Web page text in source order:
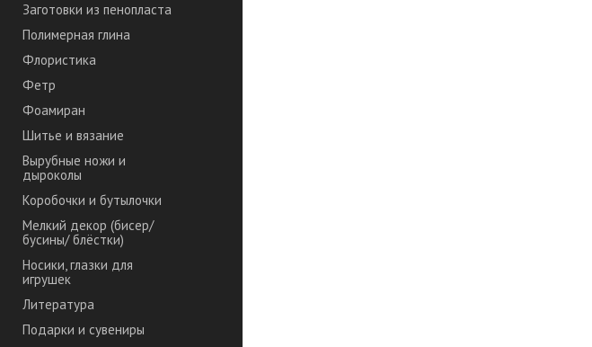
Заготовки из пенопласта
Полимерная глина
Флористика
Фетр
Фоамиран
Шитье и вязание
Вырубные ножи и
дыроколы
Коробочки и бутылочки
Мелкий декор (бисер/
бусины/ блёстки)
Носики, глазки для
игрушек
Литература
Подарки и сувениры